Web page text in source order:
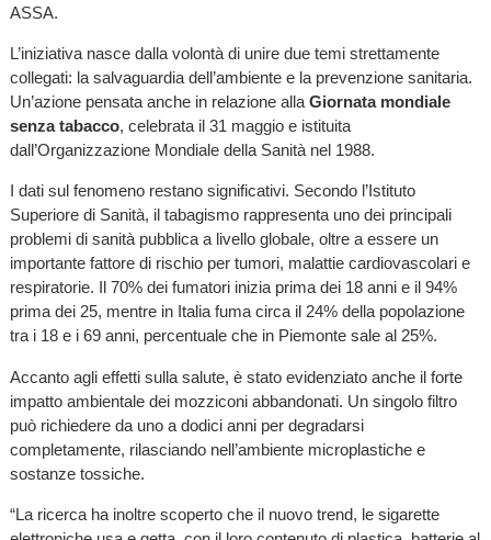
ASSA.
L’iniziativa nasce dalla volontà di unire due temi strettamente
collegati: la salvaguardia dell’ambiente e la prevenzione sanitaria.
Un’azione pensata anche in relazione alla Giornata mondiale
senza tabacco, celebrata il 31 maggio e istituita
dall’Organizzazione Mondiale della Sanità nel 1988.
I dati sul fenomeno restano significativi. Secondo l’Istituto
Superiore di Sanità, il tabagismo rappresenta uno dei principali
problemi di sanità pubblica a livello globale, oltre a essere un
importante fattore di rischio per tumori, malattie cardiovascolari e
respiratorie. Il 70% dei fumatori inizia prima dei 18 anni e il 94%
prima dei 25, mentre in Italia fuma circa il 24% della popolazione
tra i 18 e i 69 anni, percentuale che in Piemonte sale al 25%.
Accanto agli effetti sulla salute, è stato evidenziato anche il forte
impatto ambientale dei mozziconi abbandonati. Un singolo filtro
può richiedere da uno a dodici anni per degradarsi
completamente, rilasciando nell’ambiente microplastiche e
sostanze tossiche.
“La ricerca ha inoltre scoperto che il nuovo trend, le sigarette